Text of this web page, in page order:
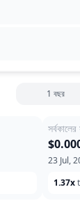
1 বছর
সর্বকালের
23 Jul,
1.37x